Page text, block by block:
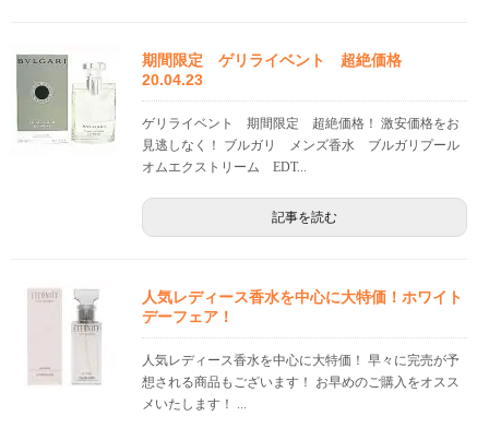
期間限定 ゲリライベント 超絶価格
20.04.23
ゲリライベント 期間限定 超絶価格！ 激安価格をお
見逃しなく！ ブルガリ メンズ香水 ブルガリプール
オムエクストリーム EDT...
記事を読む
人気レディース香水を中心に大特価！ホワイト
デーフェア！
人気レディース香水を中心に大特価！ 早々に完売が予
想される商品もございます！ お早めのご購入をオスス
メいたします！ ...